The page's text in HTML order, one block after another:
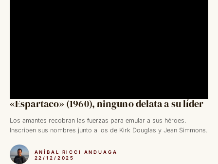
«Espartaco» (1960), ninguno delata a su líder
Los amantes recobran las fuerzas para emular a sus héroes.
Inscriben sus nombres junto a los de Kirk Douglas y Jean Simmons.
ANÍBAL RICCI ANDUAGA
22/12/2025